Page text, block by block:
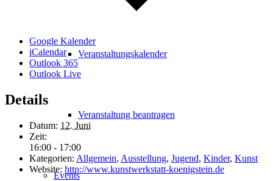
Veranstaltungskalender
Veranstaltung beantragen
Events
Google Kalender
iCalendar
Outlook 365
Outlook Live
Details
Datum: 12. Juni
Zeit:
16:00 - 17:00
Kategorien: Allgemein, Ausstellung, Jugend, Kinder, Kunst
Website: http://www.kunstwerkstatt-koenigstein.de